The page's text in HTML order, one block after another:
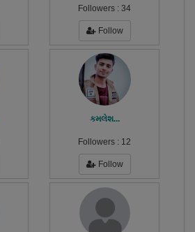
Followers : 34
Follow
કમલેશ...
Followers : 12
Follow